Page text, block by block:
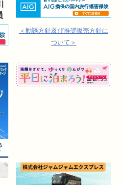
＜勧誘方針及び推奨販売方針に
ついて＞